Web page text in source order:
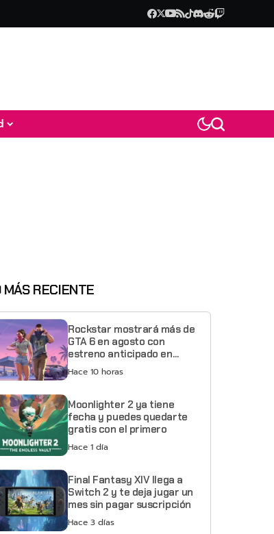
MÁS RECIENTE
Rockstar mostrará más de
GTA 6 en agosto con
estreno anticipado en
Netflix
Hace 10 horas
Moonlighter 2 ya tiene
fecha y puedes quedarte
gratis con el primero
Hace 1 día
Final Fantasy XIV llega a
Switch 2 y te deja jugar un
mes sin pagar suscripción
Hace 3 días